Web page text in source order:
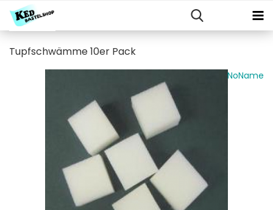
Tupfschwämme 10er Pack
NoName